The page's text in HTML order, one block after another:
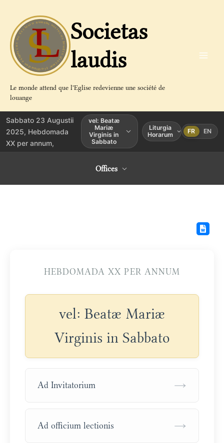
contenu
Societas
laudis
Le monde attend que l'Eglise redevienne une société de
louange
Sabbato 23 Augustii
2025, Hebdomada
XX per annum,
vel: Beatæ
Mariæ
Virginis in
Sabbato
Liturgia
Horarum
FR EN
Offices
HEBDOMADA XX PER ANNUM
vel: Beatæ Mariæ
Virginis in Sabbato
Ad Invitatorium →
Ad officium lectionis →